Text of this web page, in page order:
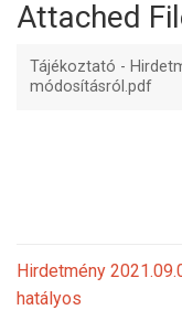
Attached
Tájékoztató -
módosításról.pdf
Hirdetmény
hatályos